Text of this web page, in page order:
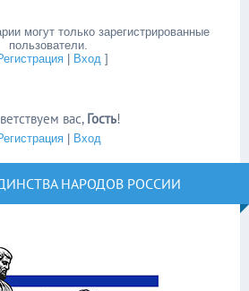
могут только зарегистрированные
пользователи.
| Вход]
вас, Гость!
| Вход
НАРОДОВ РОССИИ